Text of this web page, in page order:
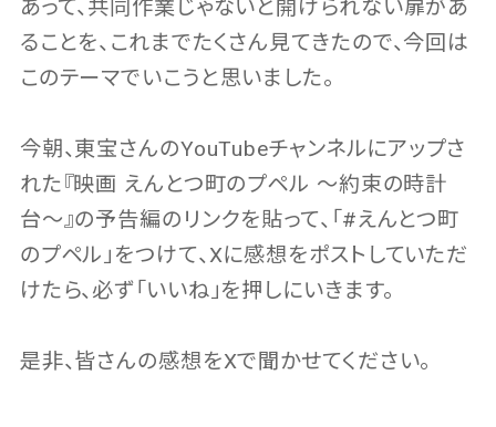
あって、共同作業じゃないと開けられない扉があ
ることを、これまでたくさん見てきたので、今回は
このテーマでいこうと思いました。
今朝、東宝さんのYouTubeチャンネルにアップさ
れた『映画 えんとつ町のプペル 〜約束の時計
台〜』の予告編のリンクを貼って、「#えんとつ町
のプペル」をつけて、Xに感想をポストしていただ
けたら、必ず「いいね」を押しにいきます。
是非、皆さんの感想をXで聞かせてください。